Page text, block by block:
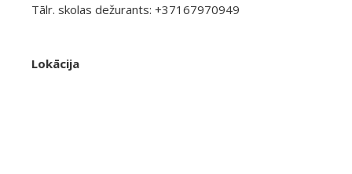
Tālr. skolas dežurants: +37167970949
Lokācija